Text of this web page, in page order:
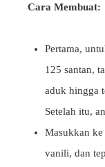
Cara Membuat:
Pertama,
125 santan,
aduk hingga
Setelah itu,
Masukkan ke
vanili, dan